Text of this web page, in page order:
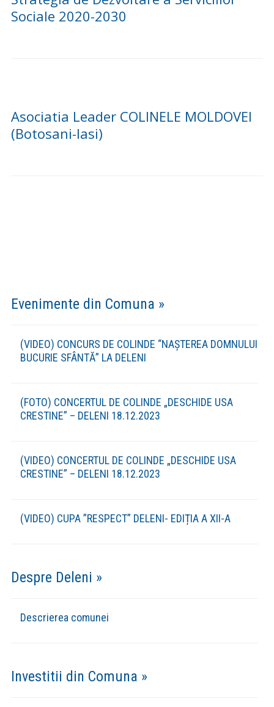
Sociale 2020-2030
Asociatia Leader COLINELE MOLDOVEI
(Botosani-Iasi)
Evenimente din Comuna »
(VIDEO) CONCURS DE COLINDE “NAȘTEREA DOMNULUI
BUCURIE SFÂNTĂ” LA DELENI
(FOTO) CONCERTUL DE COLINDE „DESCHIDE USA
CRESTINE” – DELENI 18.12.2023
(VIDEO) CONCERTUL DE COLINDE „DESCHIDE USA
CRESTINE” – DELENI 18.12.2023
(VIDEO) CUPA ”RESPECT” DELENI- EDIȚIA A XII-A
Despre Deleni »
Descrierea comunei
Investitii din Comuna »